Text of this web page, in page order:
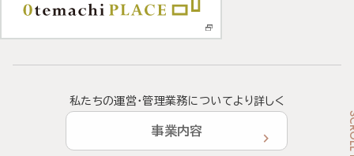
私たちの運営・管理業務についてより詳しく
事業内容